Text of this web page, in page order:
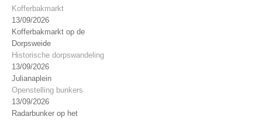
Kofferbakmarkt
13/09/2026
Kofferbakmarkt op de
Dorpsweide
Historische dorpswandeling
13/09/2026
Julianaplein
Openstelling bunkers
13/09/2026
Radarbunker op het